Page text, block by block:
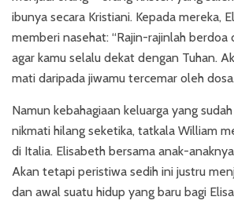
ibunya secara Kristiani. Kepada mereka,
memberi nasehat: “Rajin-rajinlah berdoa
agar kamu selalu dekat dengan Tuhan.
mati daripada jiwamu tercemar oleh
Namun kebahagiaan keluarga yang
nikmati hilang seketika, tatkala William
di Italia. Elisabeth bersama anak-
Akan tetapi peristiwa sedih ini justru
dan awal suatu hidup yang baru bagi